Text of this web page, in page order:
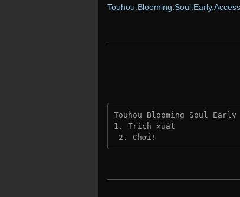
Touhou Blooming Soul Early
1. Trích xuất
2. Chơi!